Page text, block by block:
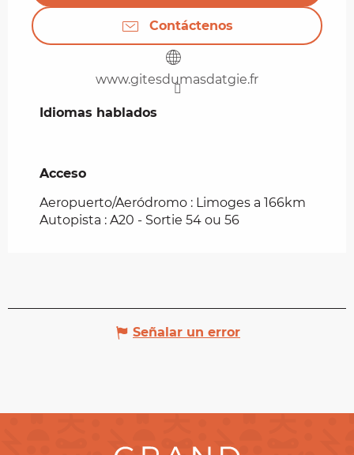
Contáctenos
www.gitesdumasdatgie.fr
Idiomas hablados
Idiomas hablados
Acceso
Acceso
Aeropuerto/Aeródromo : Limoges a 166km
Autopista : A20 - Sortie 54 ou 56
Señalar un error